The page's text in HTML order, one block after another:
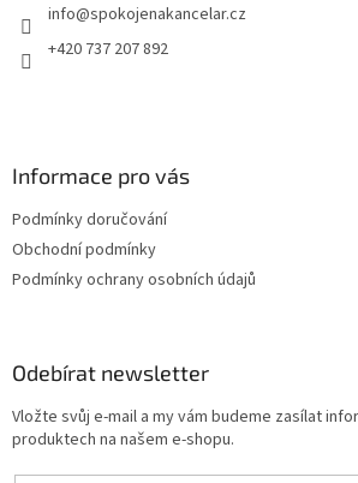
info@spokojenakancelar.cz
+420 737 207 892
Informace pro vás
Podmínky doručování
Obchodní podmínky
Podmínky ochrany osobních údajů
Odebírat newsletter
Vložte svůj e-mail a my vám budeme zasílat
produktech na našem e-shopu.